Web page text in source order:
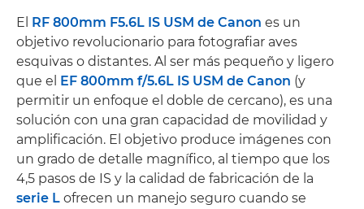
El RF 800mm F5.6L IS USM de Canon es un
objetivo revolucionario para fotografiar aves
esquivas o distantes. Al ser más pequeño y ligero
que el
EF 800mm f/5.6L IS USM de Canon (y
permitir un enfoque el doble de cercano), es una
solución con una gran capacidad de movilidad y
amplificación. El objetivo produce imágenes con
un grado de detalle magnífico, al tiempo que los
4,5 pasos de IS y la calidad de fabricación de la
serie L ofrecen un manejo seguro cuando se